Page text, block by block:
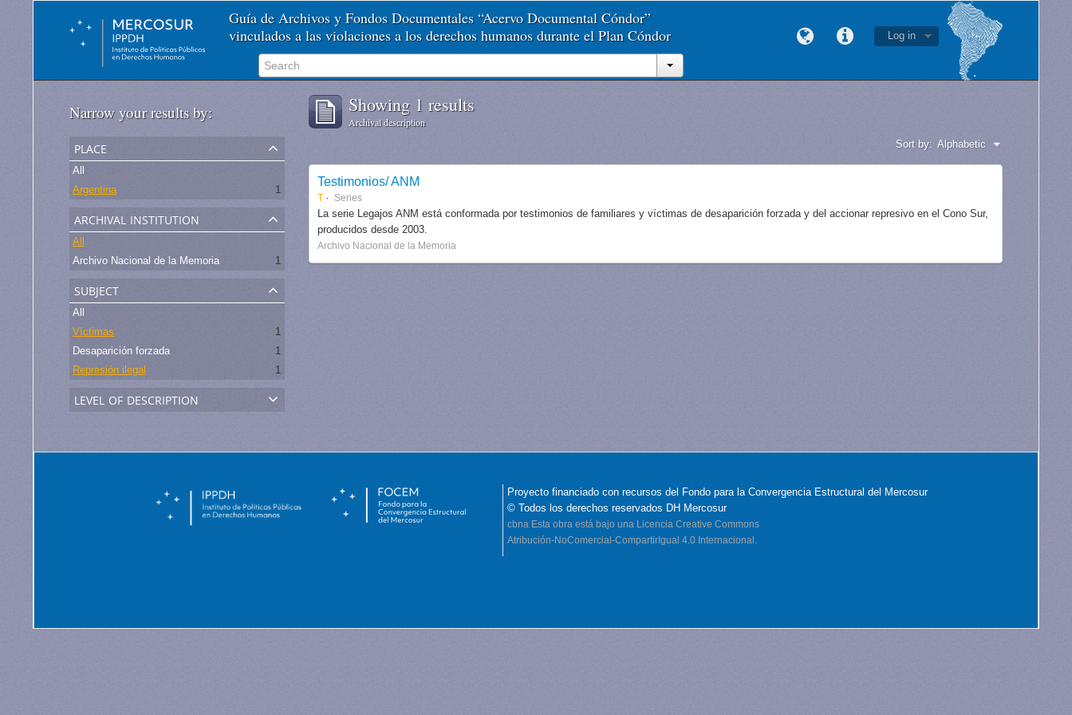
Guía de Archivos y Fondos Documentales “Acervo Documental Cóndor”
vinculados a las violaciones a los derechos humanos durante el Plan Cóndor
Log in
Narrow your results by:
place
All
Argentina
1
archival institution
All
Archivo Nacional de la Memoria
1
subject
All
Víctimas
1
Desaparición forzada
1
Represión ilegal
1
level of description
Showing 1 results
Archival description
Sort by: Alphabetic
Testimonios/ ANM
T Series
La serie Legajos ANM está conformada por testimonios de familiares y víctimas de desaparición forzada y del accionar represivo en el Cono Sur,
producidos desde 2003.
Archivo Nacional de la Memoria
Proyecto financiado con recursos del Fondo para la Convergencia Estructural del Mercosur
© Todos los derechos reservados DH Mercosur
cbna Esta obra está bajo una Licencia Creative Commons
Atribución-NoComercial-CompartirIgual 4.0 Internacional.